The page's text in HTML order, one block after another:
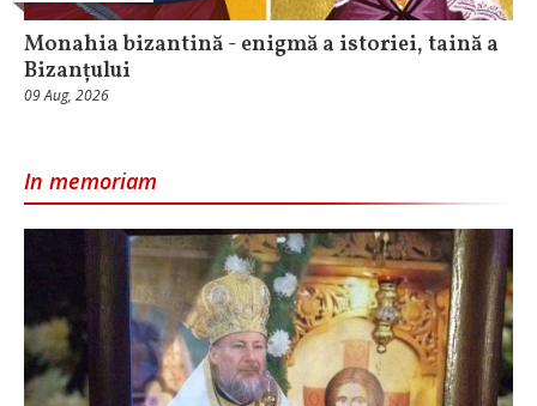
Monahia bizantină - enigmă a istoriei, taină a
Bizanțului
09 Aug, 2026
In memoriam